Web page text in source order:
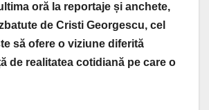
oră la reportaje și anchete,
de Cristi Georgescu, cel
să ofere o viziune diferită
de realitatea cotidiană pe care o